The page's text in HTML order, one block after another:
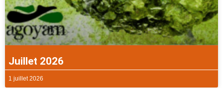
Juillet 2026
1 juillet 2026